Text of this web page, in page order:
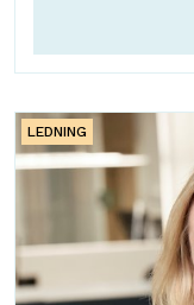
LEDNING